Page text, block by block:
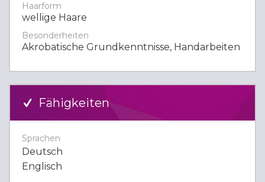
Haarform
wellige Haare
Besonderheiten
Akrobatische Grundkenntnisse, Handarbeiten
Fähigkeiten
Sprachen
Deutsch
Englisch